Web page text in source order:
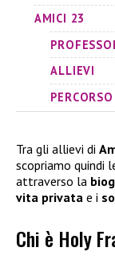
AMICI 23
ALLIEVI
PERCORSO
Tra gli allievi di
scopriamo quindi
attraverso la
vita privata e i
Chi è Holy